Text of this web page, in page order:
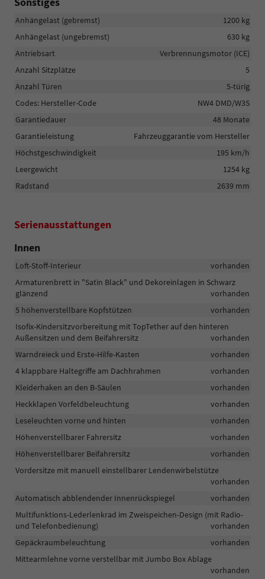
Anhängelast (gebremst)
1200 kg
Anhängelast (ungebremst)
630 kg
Antriebsart
Verbrennungsmotor (ICE)
Anzahl Sitzplätze
5
Anzahl Türen
5-türig
Codes: Hersteller-Code
NW4 DMD/W3S
Garantiedauer
48 Monate
Garantieleistung
Fahrzeuggarantie vom Hersteller
Höchstgeschwindigkeit
195 km/h
Leergewicht
1254 kg
Radstand
2639 mm
Serienausstattungen
Innen
Loft-Stoff-Interieur
vorhanden
Armaturenbrett in "Satin Black" und Dekoreinlagen in Schwarz
glänzend
vorhanden
5 höhenverstellbare Kopfstützen
vorhanden
Isofix-Kindersitzvorbereitung mit TopTether auf den hinteren
Außensitzen und dem Beifahrersitz
vorhanden
Warndreieck und Erste-Hilfe-Kasten
vorhanden
4 klappbare Haltegriffe am Dachhrahmen
vorhanden
Kleiderhaken an den B-Säulen
vorhanden
Heckklapen Vorfeldbeleuchtung
vorhanden
Leseleuchten vorne und hinten
vorhanden
Höhenverstellbarer Fahrersitz
vorhanden
Höhenverstellbarer Beifahrersitz
vorhanden
Vordersitze mit manuell einstellbarer Lendenwirbelstütze
vorhanden
Automatisch abblendender Innenrückspiegel
vorhanden
Multifunktions-Lederlenkrad im Zweispeichen-Design (mit Radio-
und Telefonbedienung)
vorhanden
Gepäckraumbeleuchtung
vorhanden
Mittearmlehne vorne verstellbar mit Jumbo Box Ablage
vorhanden